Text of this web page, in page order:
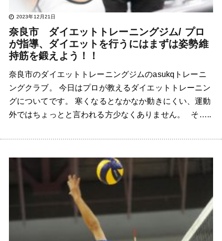
2023年12月21日
奈良市 ダイエットトレーニングジム/ プロ
が指導、ダイエットを行うにはまずは姿勢維
持筋を鍛えよう！！
奈良市のダイエットトレーニングジムのasukqトレーニ
ングクラブ。 今日はプロが教えるダイエットトレーニン
グについてです。 寒くなるとなかなか動きにくい、運動
外ではちょっとと言われる方少なくありません。 そ…..